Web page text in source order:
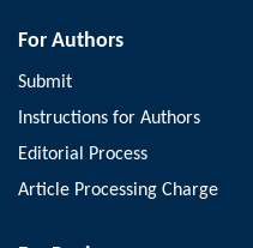
For Authors
Submit
Instructions for Authors
Editorial Process
Article Processing Charge